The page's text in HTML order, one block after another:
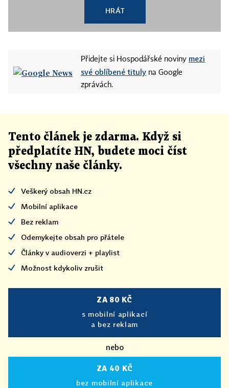
HRÁT
Přidejte si Hospodářské noviny mezi
své oblíbené tituly na Google
zprávách.
Tento článek je zdarma. Když si
předplatíte HN, budete moci číst
všechny naše články.
Veškerý obsah HN.cz
Mobilní aplikace
Bez reklam
Odemykejte obsah pro přátele
Články v audioverzi + playlist
Možnost kdykoliv zrušit
ZA 80 KČ
s mobilní aplikací
a bez reklam
nebo
ZA 40 KČ
bez mobilní aplikace